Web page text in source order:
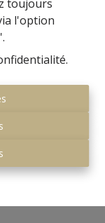
toujours
l'option
.
avec terrasse +
de bain avec
d'enfants de
de bain avec
sol, domotique :
à installer,